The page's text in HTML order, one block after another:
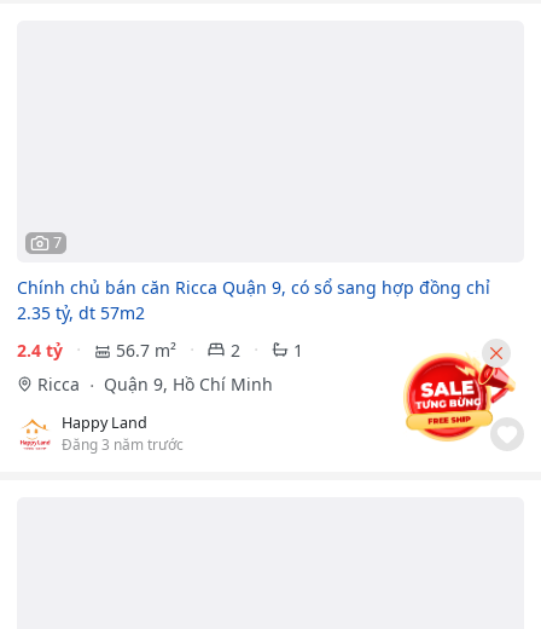
7
Chính chủ bán căn Ricca Quận 9, có sổ sang hợp đồng chỉ
2.35 tỷ, dt 57m2
2.4 tỷ
56.7 m² 2
1
Ricca
Quận 9, Hồ Chí Minh
Happy Land
Đăng 3 năm trước